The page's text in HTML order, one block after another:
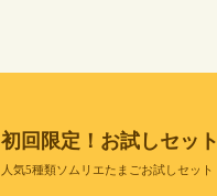
初回限定！お試しセット
人気5種類ソムリエたまごお試しセット